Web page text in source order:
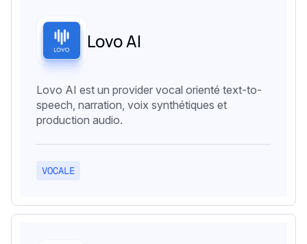
Lovo AI
Lovo AI est un provider vocal orienté text-to-
speech, narration, voix synthétiques et
production audio.
VOCALE